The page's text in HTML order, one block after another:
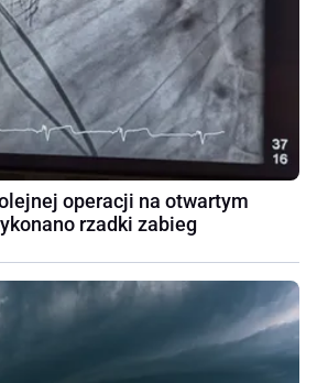
operacji na otwartym
rzadki zabieg